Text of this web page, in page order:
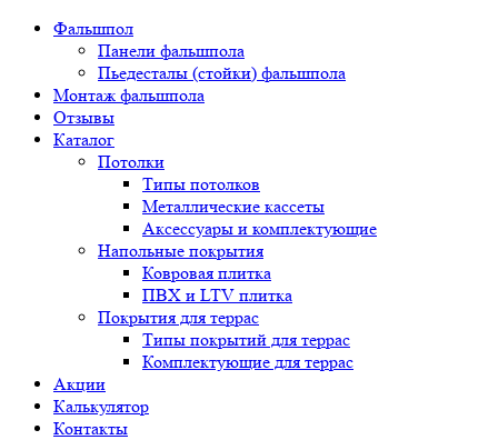
Фальшпол
Панели фальшпола
Пьедесталы (стойки) фальшпола
Монтаж фальшпола
Отзывы
Каталог
Потолки
Типы потолков
Металлические кассеты
Аксессуары и комплектующие
Напольные покрытия
Ковровая плитка
ПВХ и LTV плитка
Покрытия для террас
Типы покрытий для террас
Комплектующие для террас
Акции
Калькулятор
Контакты